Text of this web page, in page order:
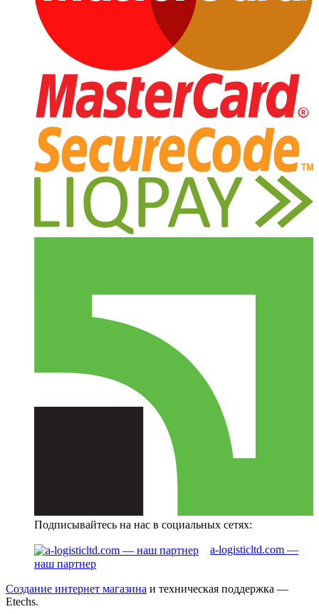
Подписывайтесь на нас в социальных сетях:
a-logisticltd.com —
наш партнер
Создание интернет магазина и техническая поддержка —
Etechs.